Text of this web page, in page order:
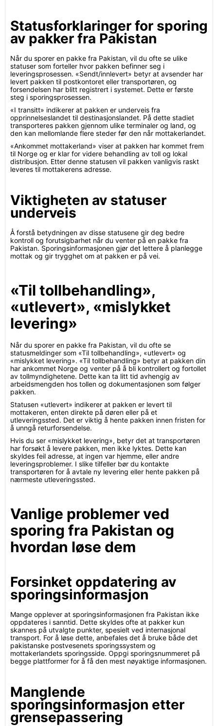
Statusforklaringer for sporing
av pakker fra Pakistan
Når du sporer en pakke fra Pakistan, vil du ofte se ulike
statuser som forteller hvor pakken befinner seg i
leveringsprosessen. «Sendt/innlevert» betyr at avsender har
levert pakken til postkontoret eller transportøren, og
forsendelsen har blitt registrert i systemet. Dette er første
steg i sporingsprosessen.
«I transitt» indikerer at pakken er underveis fra
opprinnelseslandet til destinasjonslandet. På dette stadiet
transporteres pakken gjennom ulike terminaler og land, og
den kan mellomlande flere steder før den når mottakerlandet.
«Ankommet mottakerland» viser at pakken har kommet frem
til Norge og er klar for videre behandling av toll og lokal
distribusjon. Etter denne statusen vil pakken vanligvis raskt
leveres til mottakerens adresse.
Viktigheten av statuser
underveis
Å forstå betydningen av disse statusene gir deg bedre
kontroll og forutsigbarhet når du venter på en pakke fra
Pakistan. Sporingsinformasjonen gjør det lettere å planlegge
mottak og gir trygghet om at pakken er på vei.
«Til tollbehandling»,
«utlevert», «mislykket
levering»
Når du sporer en pakke fra Pakistan, vil du ofte se
statusmeldinger som «Til tollbehandling», «utlevert» og
«mislykket levering». «Til tollbehandling» betyr at pakken din
har ankommet Norge og venter på å bli kontrollert og fortollet
av tollmyndighetene. Dette kan ta litt tid avhengig av
arbeidsmengden hos tollen og dokumentasjonen som følger
pakken.
Statusen «utlevert» indikerer at pakken er levert til
mottakeren, enten direkte på døren eller på et
utleveringssted. Det er viktig å hente pakken innen fristen for
å unngå returforsendelse.
Hvis du ser «mislykket levering», betyr det at transportøren
har forsøkt å levere pakken, men ikke lyktes. Dette kan
skyldes feil adresse, at ingen var hjemme, eller andre
leveringsproblemer. I slike tilfeller bør du kontakte
transportøren for å avtale ny levering eller hente pakken på
nærmeste utleveringssted.
Vanlige problemer ved
sporing fra Pakistan og
hvordan løse dem
Forsinket oppdatering av
sporingsinformasjon
Mange opplever at sporingsinformasjonen fra Pakistan ikke
oppdateres i sanntid. Dette skyldes ofte at pakker kun
skannes på utvalgte punkter, spesielt ved internasjonal
transport. For å løse dette, anbefales det å bruke både det
pakistanske postvesenets sporingssystem og
mottakerlandets sporingsside. Oppgi sporingsnummeret på
begge plattformer for å få den mest nøyaktige informasjonen.
Manglende
sporingsinformasjon etter
grensepassering